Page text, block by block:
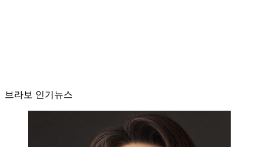
브라보 인기뉴스